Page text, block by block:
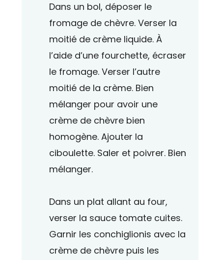
Dans un bol, déposer le
fromage de chèvre. Verser la
moitié de crème liquide. À
l’aide d’une fourchette, écraser
le fromage. Verser l’autre
moitié de la crème. Bien
mélanger pour avoir une
crème de chèvre bien
homogène. Ajouter la
ciboulette. Saler et poivrer. Bien
mélanger.
Dans un plat allant au four,
verser la sauce tomate cuites.
Garnir les conchiglionis avec la
crème de chèvre puis les